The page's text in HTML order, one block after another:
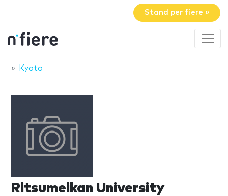
Stand per fiere »
Kyoto
Ritsumeikan University